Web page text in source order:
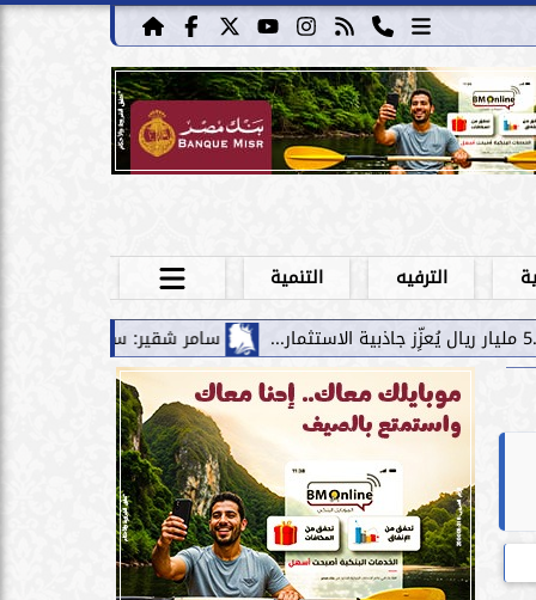
الترفيه
التنمية
سامر شقير: سقوط صفقة فيفا يكشف حدود